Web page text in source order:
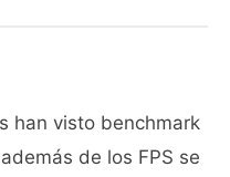
han visto benchmark
de los FPS se